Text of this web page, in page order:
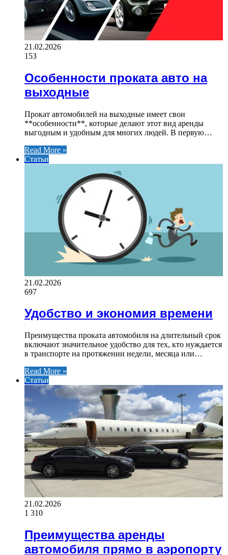
21.02.2026
153
Особенности проката авто на
выходные
Прокат автомобилей на выходные имеет свои
**особенности**, которые делают этот вид аренды
выгодным и удобным для многих людей. В первую…
Read More »
Статьи
21.02.2026
697
Удобство и экономия времени
Преимущества проката автомобиля на длительный срок
включают значительное удобство для тех, кто нуждается
в транспорте на протяжении недели, месяца или…
Read More »
Статьи
21.02.2026
1 310
Преимущества аренды
автомобиля прямо в аэропорту